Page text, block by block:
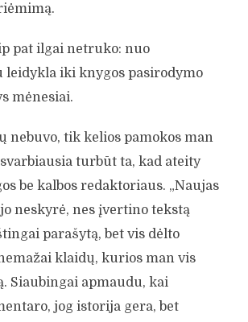
pat ilgai netruko: nuo
leidykla iki knygos pasirodymo
mėnesiai.
nebuvo, tik kelios pamokos man
turbūt ta, kad ateity
be kalbos redaktoriaus. „Naujas
neskyrė, nes įvertino tekstą
parašytą, bet vis dėlto
klaidų, kurios man vis
Siaubingai apmaudu, kai
jog istorija gera, bet